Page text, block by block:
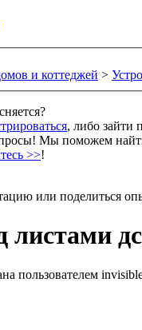
и коттеджей >
, либо зайти
Мы поможем
>>!
или поделиться
листами
пользователем